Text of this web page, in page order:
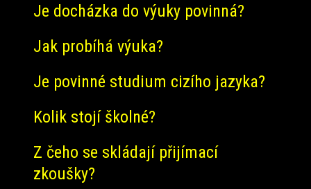
Je docházka do výuky povinná?
Jak probíhá výuka?
Je povinné studium cizího jazyka?
Kolik stojí školné?
Z čeho se skládají přijímací
zkoušky?